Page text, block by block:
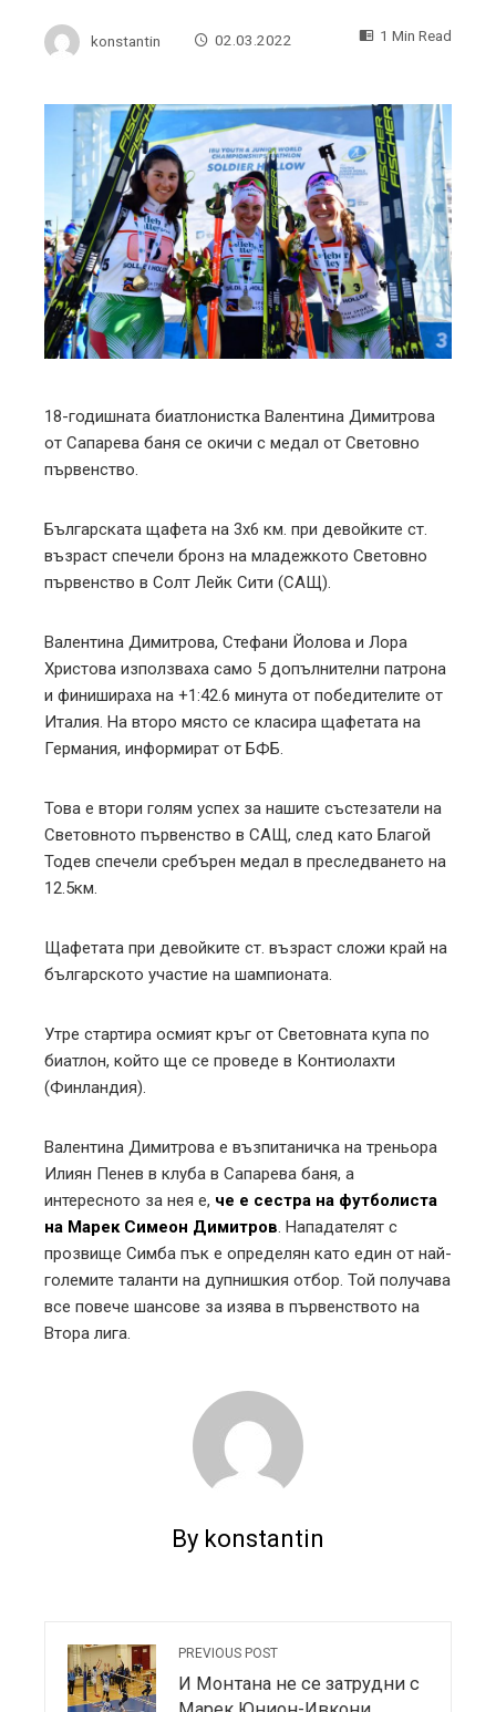
konstantin 02.03.2022 1 Min Read
18-годишната биатлонистка Валентина Димитрова
от Сапарева баня се окичи с медал от Световно
първенство.
Българската щафета на 3х6 км. при девойките ст.
възраст спечели бронз на младежкото Световно
първенство в Солт Лейк Сити (САЩ).
Валентина Димитрова, Стефани Йолова и Лора
Христова използваха само 5 допълнителни патрона
и финишираха на +1:42.6 минута от победителите от
Италия. На второ място се класира щафетата на
Германия, информират от БФБ.
Това е втори голям успех за нашите състезатели на
Световното първенство в САЩ, след като Благой
Тодев спечели сребърен медал в преследването на
12.5км.
Щaфетата при девойките ст. възраст сложи край на
българското участие на шампионата.
Утре стартира осмият кръг от Световната купа по
биатлон, който ще се проведе в Контиолахти
(Финландия).
Валентина Димитрова е възпитаничка на треньора
Илиян Пенев в клуба в Сапарева баня, а
интересното за нея е, че е сестра на футболиста
на Марек Симеон Димитров . Нападателят с
прозвище Симба пък е определян като един от най-
големите таланти на дупнишкия отбор. Той получава
все повече шансове за изява в първенството на
Втора лига.
By konstantin
PREVIOUS POST
И Монтана не се затрудни с